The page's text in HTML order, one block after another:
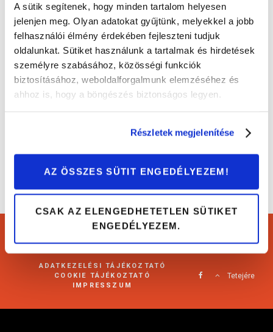
A sütik segítenek, hogy minden tartalom helyesen
jelenjen meg. Olyan adatokat gyűjtünk, melyekkel a jobb
felhasználói élmény érdekében fejleszteni tudjuk
oldalunkat. Sütiket használunk a tartalmak és hirdetések
személyre szabásához, közösségi funkciók
biztosításához, weboldalforgalmunk elemzéséhez és
ahhoz is, hogy a böngészés biztonságos legyen.
Részletek megjelenítése
AZ ÖSSZES SÜTIT ENGEDÉLYEZEM!
CSAK AZ ELENGEDHETETLEN SÜTIKET
ENGEDÉLYEZEM.
Híres autók a moziból: Mechanikus Narancs
Cartárs Blog 2021
ADATKEZELÉSI TÁJÉKOZTATÓ
COOKIE TÁJÉKOZTATÓ
IMPRESSZUM
Tetejére